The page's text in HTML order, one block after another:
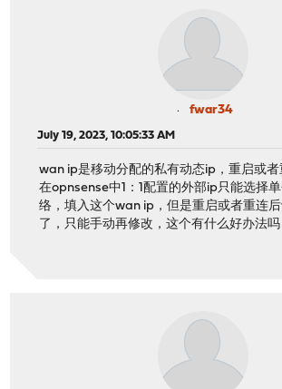
fwar34
July 19, 2023, 10:05:33 AM
wan ip是移动分配的私有动态ip，重启或者
在opnsense中1：1配置的外部ip只能选择
络，填入这个wan ip，但是重启或者重连
了，只能手动再修改，这个有什么好办法吗